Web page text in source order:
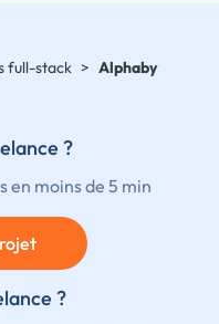
full-stack > Alphaby
?
en moins de 5 min
?